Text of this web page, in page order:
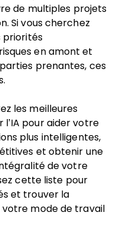
de multiples projets
Si vous cherchez
priorités
en amont et
prenantes, ces
les meilleures
pour aider votre
plus intelligentes,
et obtenir une
de votre
cette liste pour
et trouver la
mode de travail